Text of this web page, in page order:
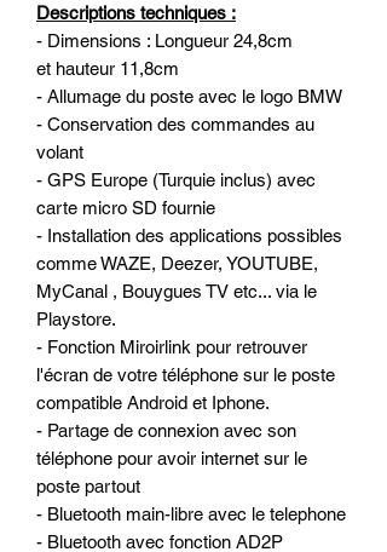
Descriptions techniques :
- Dimensions : Longueur 24,8cm
et hauteur 11,8cm
- Allumage du poste avec le logo BMW
- Conservation des commandes au
volant
- GPS Europe (Turquie inclus) avec
carte micro SD fournie
- Installation des applications possibles
comme WAZE, Deezer, YOUTUBE,
MyCanal , Bouygues TV etc... via le
Playstore.
- Fonction Miroirlink pour retrouver
l'écran de votre téléphone sur le poste
compatible Android et Iphone.
- Partage de connexion avec son
téléphone pour avoir internet sur le
poste partout
- Bluetooth main-libre avec le telephone
- Bluetooth avec fonction AD2P